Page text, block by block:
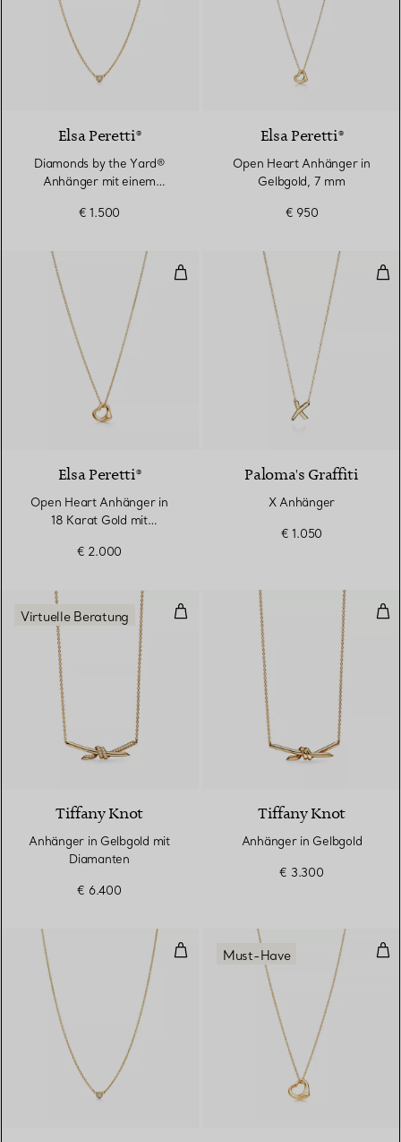
2 Materialien
Elsa Peretti®
Diamonds by the Yard®
Anhänger mit einem
€ 1.500
Elsa Peretti®
Open Heart Anhänger in
Gelbgold, 7 mm
€ 950
Open Heart Anhänger in 18
3 Materialien
Elsa Peretti®
Open Heart Anhänger in
18 Karat Gold mit
€ 2.000
X
Paloma's Graffiti
X Anhänger
€ 1.050
Anhänger in Gelbgold mit
3 Materialien
Virtuelle Beratung
Tiffany Knot
Anhänger in Gelbgold mit
Diamanten
€ 6.400
Tiffany Knot
Anhänger in Gelbgold
€ 3.300
Diamonds by the Yard®
2 Materialien
Must-Have